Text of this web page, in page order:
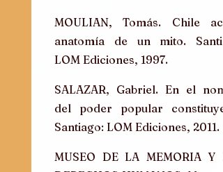
MOULIAN, Tomás. Chile
anatomía de un mito.
LOM Ediciones, 1997.
SALAZAR, Gabriel. En el
del poder popular
Santiago: LOM Ediciones, 2011.
MUSEO DE LA MEMORIA Y